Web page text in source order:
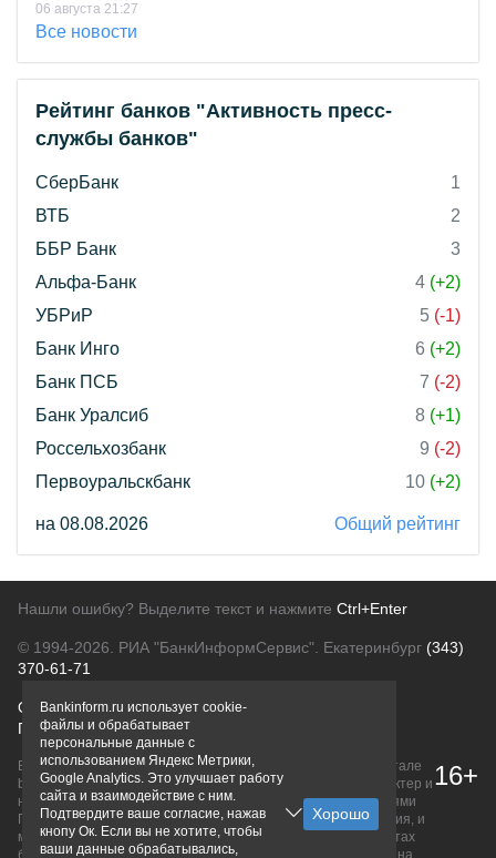
06 августа 21:27
Все новости
Рейтинг банков "Активность пресс-
службы банков"
СберБанк
1
ВТБ
2
ББР Банк
3
Альфа-Банк
4 (+2)
УБРиР
5 (-1)
Банк Инго
6 (+2)
Банк ПСБ
7 (-2)
Банк Уралсиб
8 (+1)
Россельхозбанк
9 (-2)
Первоуральскбанк
10 (+2)
на 08.08.2026 Общий рейтинг
Нашли ошибку? Выделите текст и нажмите Ctrl+Enter
© 1994-2026. РИА "БанкИнформСервис". Екатеринбург (343)
370-61-71
О проектеПолитика конфиденциальности
Правовая информацияДля рекламодателей
Вся информация о продуктах банков, размещенная на портале
bankinform.ru, носит исключительно ознакомительный характер и
не является публичной офертой, определяемой положениями
ГК РФ. Информация не содержит точного и полного описания, и
может быть изменена. Конечные условия уточняйте на сайтах
банков или при личном обращении. Исключительное право на
16+
Bankinform.ru использует cookie-
файлы и обрабатывает
персональные данные с
использованием Яндекс Метрики,
Google Analytics. Это улучшает работу
сайта и взаимодействие с ним.
Подтвердите ваше согласие, нажав
кнопу Ок. Если вы не хотите, чтобы
ваши данные обрабатывались,